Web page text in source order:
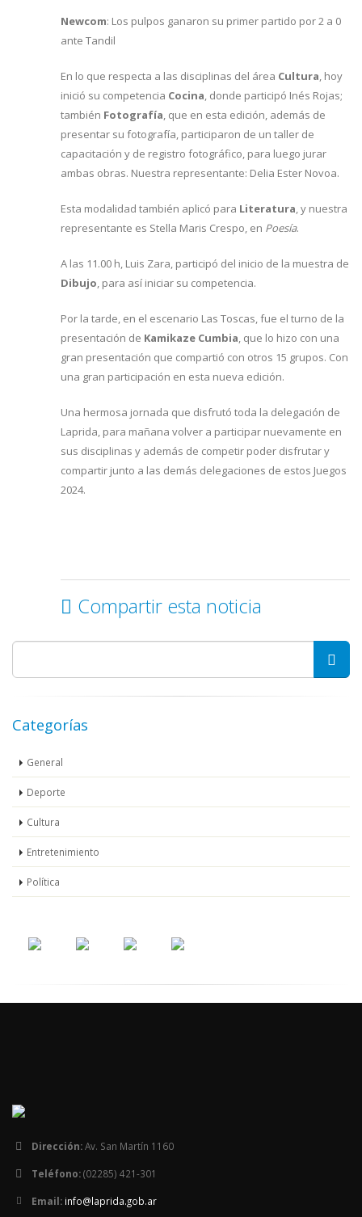
Newcom: Los pulpos ganaron su primer partido por 2 a 0
ante Tandil
En lo que respecta a las disciplinas del área Cultura, hoy
inició su competencia Cocina, donde participó Inés Rojas;
también Fotografía, que en esta edición, además de
presentar su fotografía, participaron de un taller de
capacitación y de registro fotográfico, para luego jurar
ambas obras. Nuestra representante: Delia Ester Novoa.
Esta modalidad también aplicó para Literatura, y nuestra
representante es Stella Maris Crespo, en Poesía.
A las 11.00 h, Luis Zara, participó del inicio de la muestra de
Dibujo, para así iniciar su competencia.
Por la tarde, en el escenario Las Toscas, fue el turno de la
presentación de Kamikaze Cumbia, que lo hizo con una
gran presentación que compartió con otros 15 grupos. Con
una gran participación en esta nueva edición.
Una hermosa jornada que disfrutó toda la delegación de
Laprida, para mañana volver a participar nuevamente en
sus disciplinas y además de competir poder disfrutar y
compartir junto a las demás delegaciones de estos Juegos
2024.
Compartir esta noticia
Categorías
General
Deporte
Cultura
Entretenimiento
Política
Dirección:Av. San Martín 1160
Teléfono:(02285) 421-301
Email: info@laprida.gob.ar